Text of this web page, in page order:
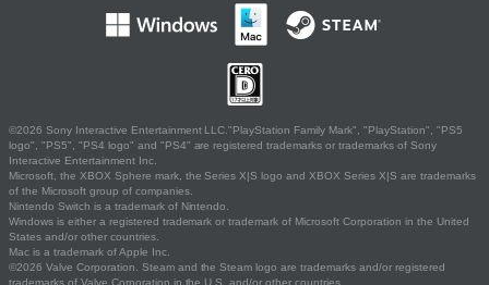
©2026 Sony Interactive Entertainment LLC."PlayStation Family Mark", "PlayStation", "PS5
logo", "PS5", "PS4 logo" and "PS4" are registered trademarks or trademarks of Sony
Interactive Entertainment Inc.
Microsoft, the XBOX Sphere mark, the Series X|S logo and XBOX Series X|S are trademarks
of the Microsoft group of companies.
Nintendo Switch is a trademark of Nintendo.
Windows is either a registered trademark or trademark of Microsoft Corporation in the United
States and/or other countries.
Mac is a trademark of Apple Inc.
©2026 Valve Corporation. Steam and the Steam logo are trademarks and/or registered
trademarks of Valve Corporation in the U.S. and/or other countries.